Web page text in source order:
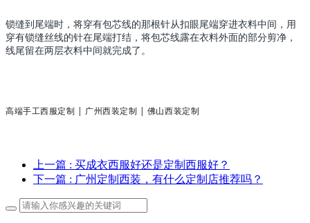
锁缝到尾端时，将穿有包芯线的那根针从扣眼尾端穿进衣料中间，用
穿有锁缝丝线的针在尾端打结，将包芯线露在衣料外面的部分剪净，
线尾留在两层衣料中间就完成了。
高端手工西服定制 | 广州西装定制 | 佛山西装定制
上一篇 : 买成衣西服好还是定制西服好？
下一篇 : 广州定制西装，有什么定制店推荐吗？